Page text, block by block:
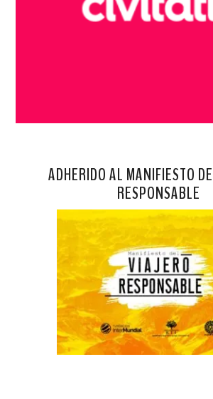
ADHERIDO AL MANIFIESTO
RESPONSABLE